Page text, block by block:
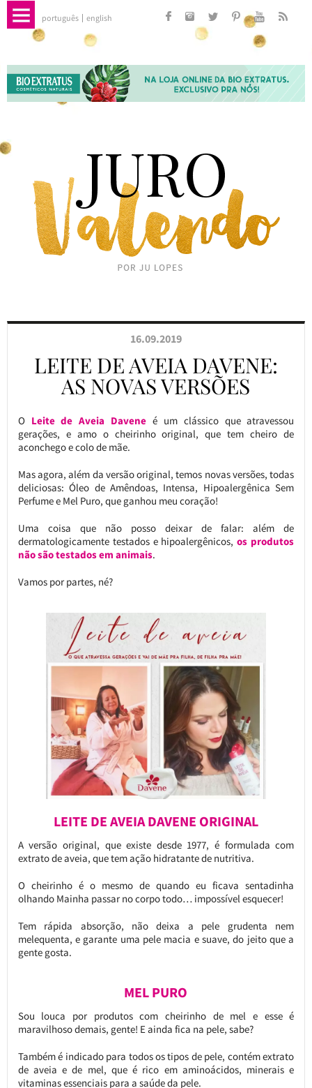
português english
16.09.2019
LEITE DE AVEIA DAVENE:
AS NOVAS VERSÕES
O Leite de Aveia Davene é um clássico que atravessou
gerações, e amo o cheirinho original, que tem cheiro de
aconchego e colo de mãe.
Mas agora, além da versão original, temos novas versões, todas
deliciosas: Óleo de Amêndoas, Intensa, Hipoalergênica Sem
Perfume e Mel Puro, que ganhou meu coração!
Uma coisa que não posso deixar de falar: além de
dermatologicamente testados e hipoalergênicos,os produtos
não são testados em animais.
Vamos por partes, né?
LEITE DE AVEIA DAVENE ORIGINAL
A versão original, que existe desde 1977, é formulada com
extrato de aveia, que tem ação hidratante de nutritiva.
O cheirinho é o mesmo de quando eu ficava sentadinha
olhando Mainha passar no corpo todo… impossível esquecer!
Tem rápida absorção, não deixa a pele grudenta nem
melequenta, e garante uma pele macia e suave, do jeito que a
gente gosta.
MEL PURO
Sou louca por produtos com cheirinho de mel e esse é
maravilhoso demais, gente! E ainda fica na pele, sabe?
Também é indicado para todos os tipos de pele, contém extrato
de aveia e de mel, que é rico em aminoácidos, minerais e
vitaminas essenciais para a saúde da pele.